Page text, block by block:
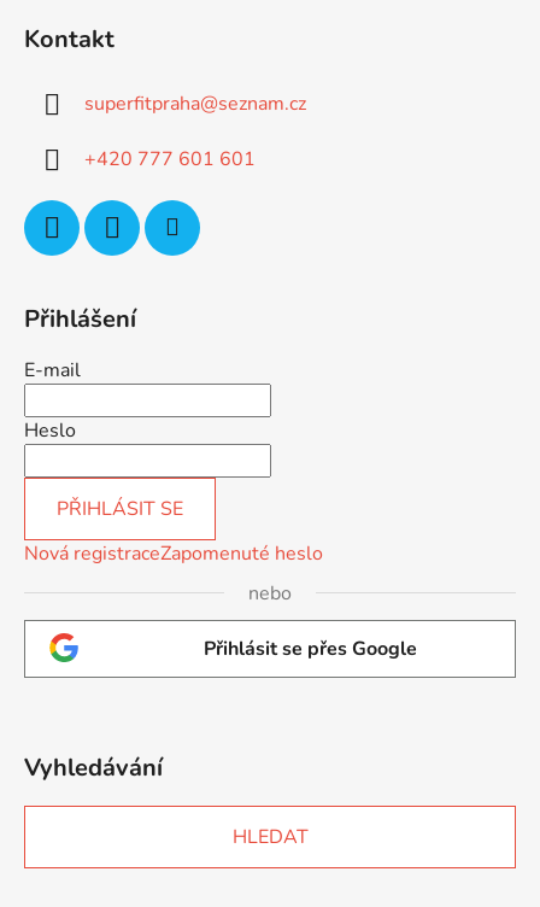
Kontakt
superfitpraha@seznam.cz
+420 777 601 601
Přihlášení
E-mail
Heslo
PŘIHLÁSIT SE
Nová registraceZapomenuté heslo
nebo
Přihlásit se přes Google
Vyhledávání
HLEDAT